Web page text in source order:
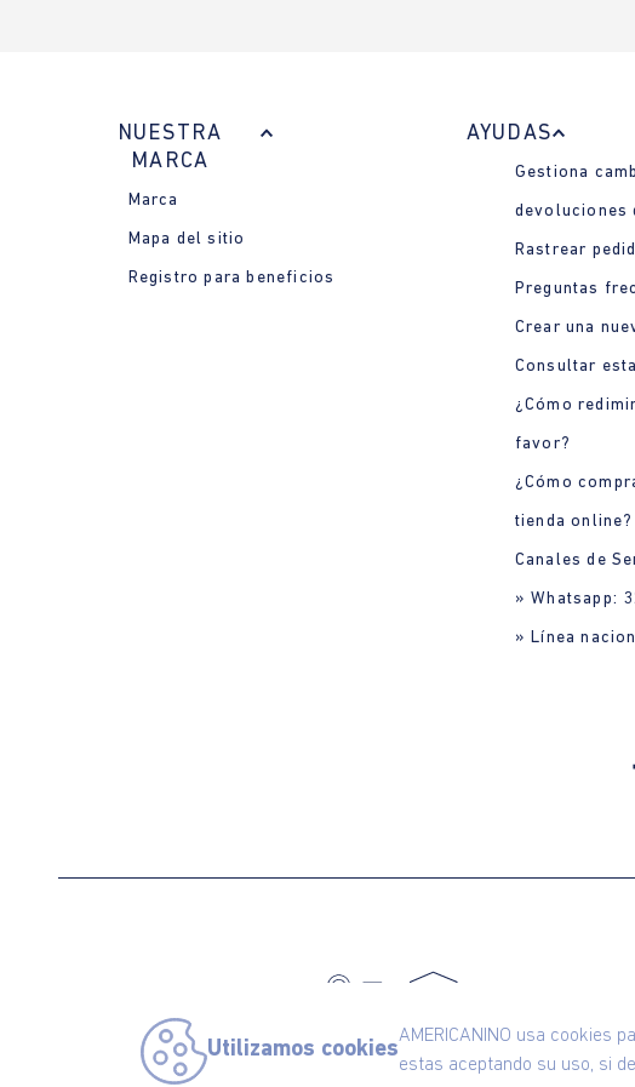
Utilizamos cookies
AMERICANINO usa cookies
estas aceptando su uso, si
NUESTRA
MARCA
Marca
Mapa del sitio
Registro para beneficios
AYUDAS
Gestiona
devoluciones
Rastrear
Preguntas
Crear una
Consultar
¿Cómo
favor?
¿Cómo
tienda online?
Canales de
» Whatsapp:
» Línea